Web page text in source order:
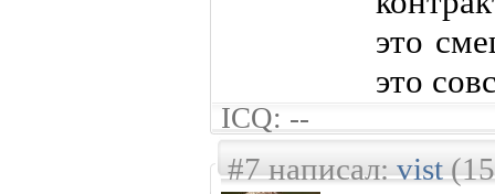
это
это
ICQ: --
#7 написал:vist(15